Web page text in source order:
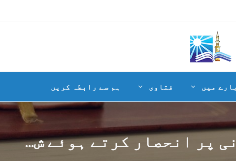
میں فتاوی ہم سے رابطہ کریں
پر انحصار کرتے ہوئے ش...